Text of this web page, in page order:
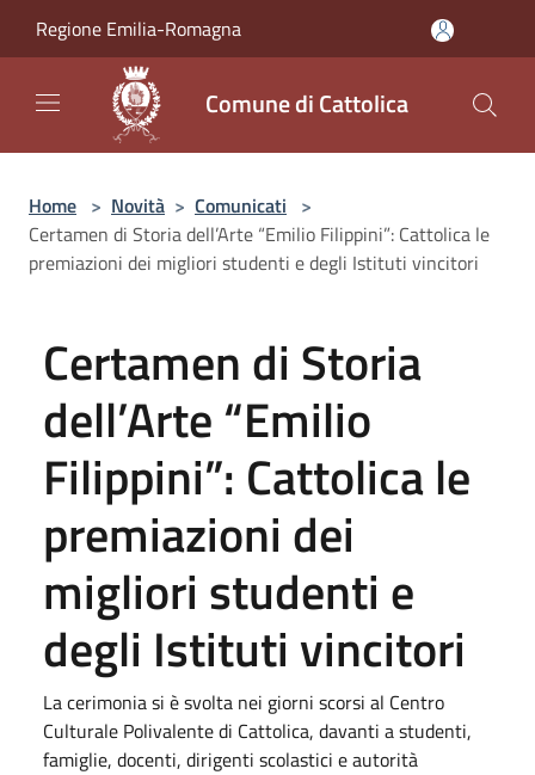
Regione Emilia-Romagna
Comune di Cattolica
Home > Novità > Comunicati >
Certamen di Storia dell’Arte “Emilio Filippini”: Cattolica le
premiazioni dei migliori studenti e degli Istituti vincitori
Certamen di Storia
dell’Arte “Emilio
Filippini”: Cattolica le
premiazioni dei
migliori studenti e
degli Istituti vincitori
La cerimonia si è svolta nei giorni scorsi al Centro
Culturale Polivalente di Cattolica, davanti a studenti,
famiglie, docenti, dirigenti scolastici e autorità